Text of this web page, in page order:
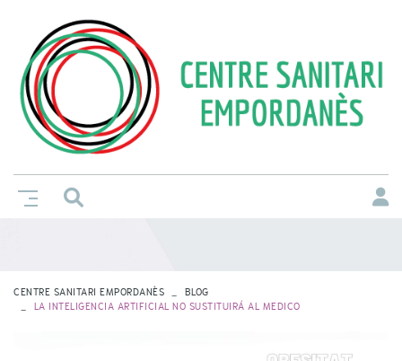
CENTRE SANITARI EMPORDANÈS
BLOG
LA INTELIGENCIA ARTIFICIAL NO SUSTITUIRÁ AL MEDICO